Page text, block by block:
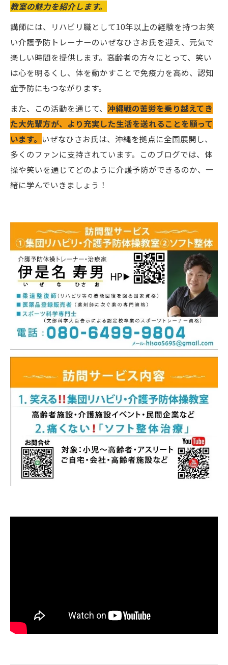
教室の魅力を紹介します。
講師には、リハビリ職として10年以上の経験を持つお笑
い介護予防トレーナーのいぜなひさお氏を迎え、元気で
楽しい時間を提供します。高齢者の方々にとって、笑い
は心を明るくし、体を動かすことで免疫力を高め、認知
症予防にもつながります。
また、この活動を通じて、 沖縄戦の苦労を乗り越えてき
た大先輩方が、より充実した生活を送れることを願って
います。 いぜなひさお氏は、沖縄を拠点に全国展開し、
多くのファンに支持されています。このブログでは、体
操や笑いを通じてどのように介護予防ができるのか、一
緒に学んでいきましょう！